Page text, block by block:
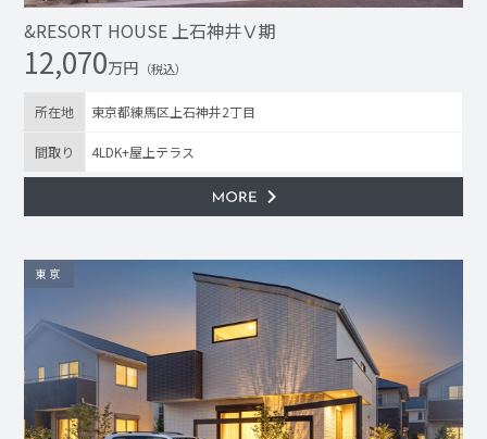
&RESORT HOUSE 上石神井Ⅴ期
12,070万円 （税込）
所在地 東京都練馬区上石神井2丁目
間取り 4LDK+屋上テラス
東京